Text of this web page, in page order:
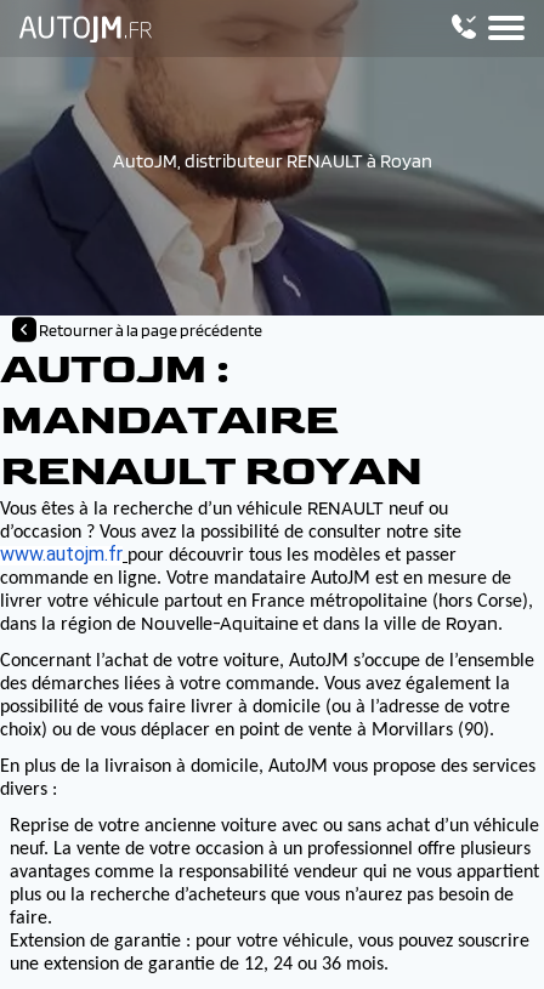
AutoJM, distributeur RENAULT à Royan
Retourner à la page précédente
AUTOJM :
MANDATAIRE
RENAULT ROYAN
Vous êtes à la recherche d’un véhicule RENAULT neuf ou
d’occasion ? Vous avez la possibilité de consulter notre site
www.autojm.fr pour découvrir tous les modèles et passer
commande en ligne. Votre mandataire AutoJM est en mesure de
livrer votre véhicule partout en France métropolitaine (hors Corse),
dans la région de Nouvelle-Aquitaineet dans la ville de Royan.
Concernant l’achat de votre voiture, AutoJM s’occupe de l’ensemble
des démarches liées à votre commande. Vous avez également la
possibilité de vous faire livrer à domicile (ou à l’adresse de votre
choix) ou de vous déplacer en point de vente à Morvillars (90).
En plus de la livraison à domicile, AutoJM vous propose des services
divers :
Reprise de votre ancienne voiture avec ou sans achat d’un véhicule
neuf. La vente de votre occasion à un professionnel offre plusieurs
avantages comme la responsabilité vendeur qui ne vous appartient
plus ou la recherche d’acheteurs que vous n’aurez pas besoin de
faire.
Extension de garantie : pour votre véhicule, vous pouvez souscrire
une extension de garantie de 12, 24 ou 36 mois.